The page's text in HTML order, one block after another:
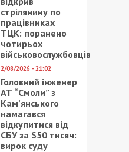
стрілянину по
працівниках
ТЦК: поранено
чотирьох
військовослужбовців
2/08/2026 - 21:02
Головний інженер
АТ “Смоли” з
Кам’янського
намагався
відкупитися від
СБУ за $50 тисяч:
вирок суду